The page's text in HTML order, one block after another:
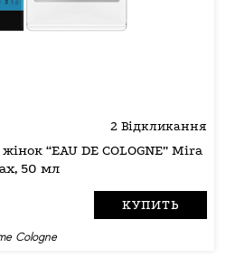
2 Відкликання
“EAU DE COLOGNE” Mira
50 мл
КУПИТЬ
Cologne